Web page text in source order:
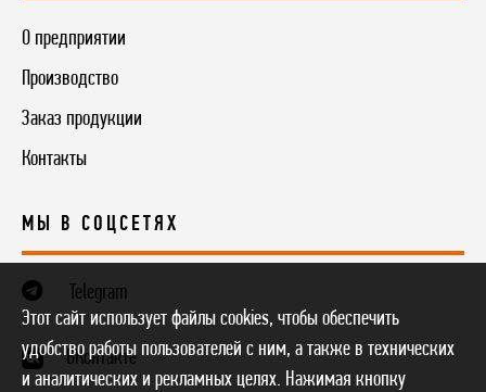
О предприятии
Производство
Заказ продукции
Контакты
МЫ В СОЦСЕТЯХ
Telegram
ВКонтакте
Этот сайт использует файлы cookies, чтобы обеспечить
удобство работы пользователей с ним, а также в технических
и аналитических и рекламных целях. Нажимая кнопку